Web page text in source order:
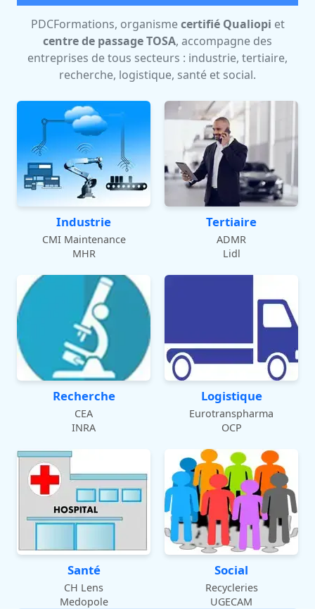
PDCFormations, organismecertifié Qualiopi et
centre de passage TOSA, accompagne des
entreprises de tous secteurs : industrie, tertiaire,
recherche, logistique, santé et social.
Industrie
CMI Maintenance
MHR
Tertiaire
ADMR
Lidl
Recherche
CEA
INRA
Logistique
Eurotranspharma
OCP
Santé
CH Lens
Medopole
Social
Recycleries
UGECAM